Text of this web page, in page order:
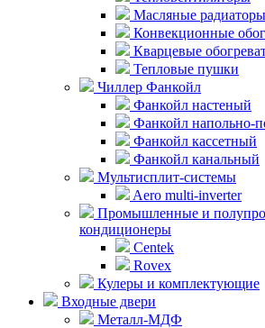
Масляные радиаторы
Конвекционные
Кварцевые
Тепловые пушки
Чиллер Фанкойл
Фанкойл настеный
Фанкойл напольно-
Фанкойл кассетный
Фанкойл канальный
Мультисплит-системы
Aero multi-inverter
Промышленные и
кондиционеры
Centek
Rovex
Кулеры и комплектующие
Входные двери
Металл-МДФ